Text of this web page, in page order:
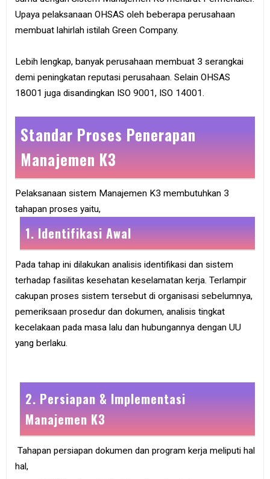
Upaya pelaksanaan OHSAS oleh beberapa perusahaan
membuat lahirlah istilah Green Company.
Lebih lengkap, banyak perusahaan membuat 3 serangkai
demi peningkatan reputasi perusahaan. Selain OHSAS
18001 juga disandingkan ISO 9001, ISO 14001.
Standar Proses Penerapan
Manajemen K3
Pelaksanaan sistem Manajemen K3 membutuhkan 3
tahapan proses yaitu,
1. Identifikasi Awal
Pada tahap ini dilakukan analisis identifikasi dan sistem
terhadap fasilitas kesehatan keselamatan kerja. Terlampir
cakupan proses sistem tersebut di organisasi sebelumnya,
pemeriksaan prosedur dan dokumen, analisis tingkat
kecelakaan pada masa lalu dan hubungannya dengan UU
yang berlaku.
2. Persiapan & Implementasi
Manajemen K3
Tahapan persiapan dokumen dan program kerja meliputi hal
hal,